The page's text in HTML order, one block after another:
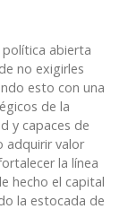
abierta
no exigirles
esto con una
de la
y capaces de
adquirir valor
la línea
hecho el capital
la estocada de